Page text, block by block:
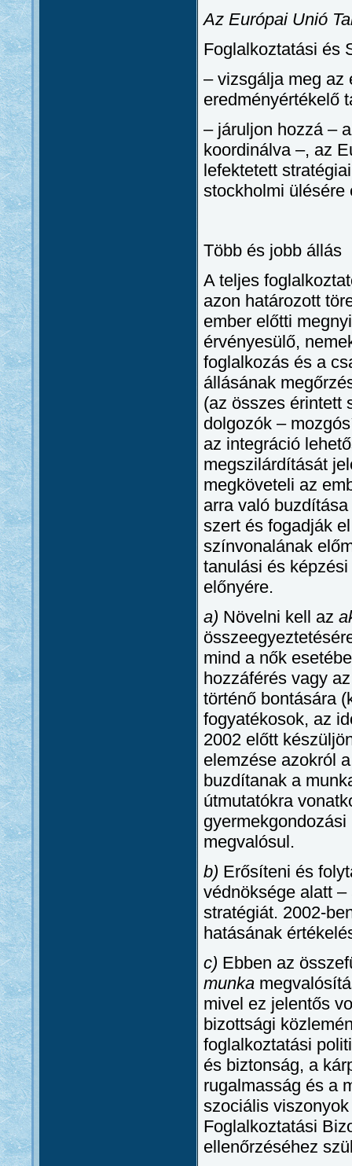
Az Európai Unió
Foglalkoztatási és
– vizsgálja meg az
eredményértékelő
– járuljon hozzá –
koordinálva –, az
lefektetett
stockholmi ülésére
Több és jobb állás
A teljes
azon határozott
ember előtti
érvényesülő,
foglalkozás és a
állásának
(az összes érintett
dolgozók –
az integráció
megszilárdítását
megköveteli az
arra való
szert és fogadják
színvonalának
tanulási és
előnyére.
a) Növelni kell az
mind a nők
hozzáférés vagy
történő bontására
fogyatékosok, az
2002 előtt
elemzése azokról
buzdítanak a
útmutatókra
megvalósul.
b) Erősíteni és
védnöksége alatt
stratégiát. 2002-
hatásának
c) Ebben az
munka
mivel ez jelentős
bizottsági
foglalkoztatási
és biztonság, a
rugalmasság és a
szociális
Foglalkoztatási
ellenőrzéséhez